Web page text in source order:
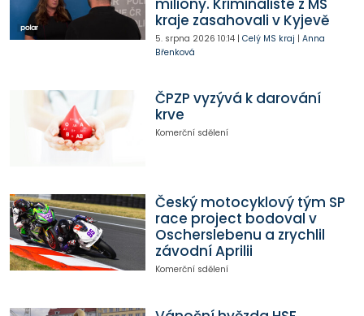
miliony. Kriminalisté z MS
kraje zasahovali v Kyjevě
5. srpna 2026 10:14| Celý MS kraj | Anna
Břenková
ČPZP vyzývá k darování
krve
Komerční sdělení
Český motocyklový tým SP
race project bodoval v
Oscherslebenu a zrychlil
závodní Aprilii
Komerční sdělení